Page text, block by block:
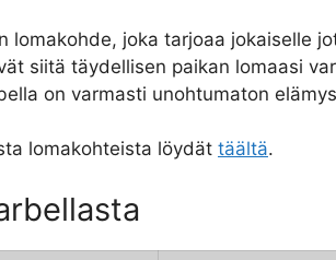
lomakohde, joka tarjoaa jokaiselle
siitä täydellisen paikan lomaasi
on varmasti unohtumaton
lomakohteista löydät täältä.